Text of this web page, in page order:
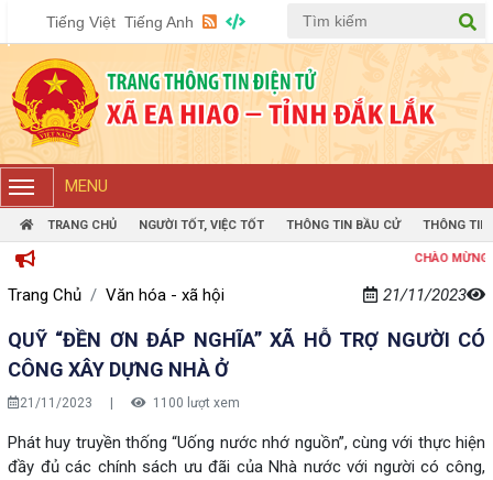
Tiếng Việt Tiếng Anh
MENU
TRANG CHỦ NGƯỜI TỐT, VIỆC TỐT THÔNG TIN BẦU CỬ THÔNG TIN
CHÀO MỪNG ĐẾN
Trang Chủ Văn hóa - xã hội 21/11/2023
QUỸ “ĐỀN ƠN ĐÁP NGHĨA” XÃ HỖ TRỢ NGƯỜI CÓ
CÔNG XÂY DỰNG NHÀ Ở
21/11/2023 1100 lượt xem
Phát huy truyền thống “Uống nước nhớ nguồn”, cùng với thực hiện
đầy đủ các chính sách ưu đãi của Nhà nước với người có công,